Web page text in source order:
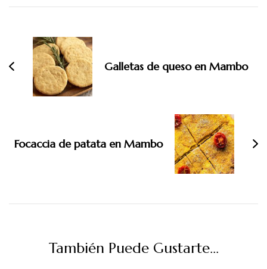
entradas
Galletas de queso en Mambo
Focaccia de patata en Mambo
También Puede Gustarte...